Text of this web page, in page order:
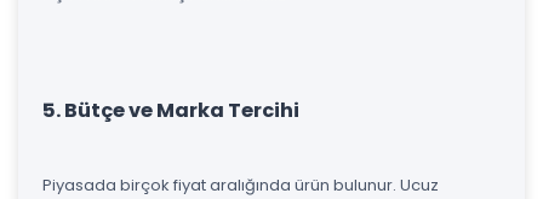
5. Bütçe ve Marka Tercihi
Piyasada birçok fiyat aralığında ürün bulunur. Ucuz